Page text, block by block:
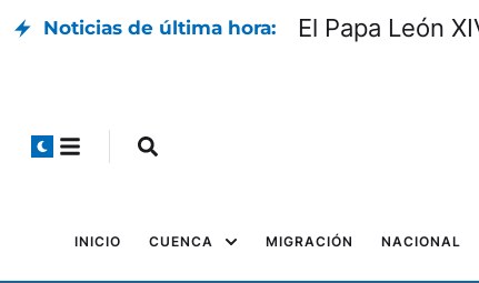
Noticias de última hora: El Papa León
INICIO CUENCA MIGRACIÓN NACIONAL